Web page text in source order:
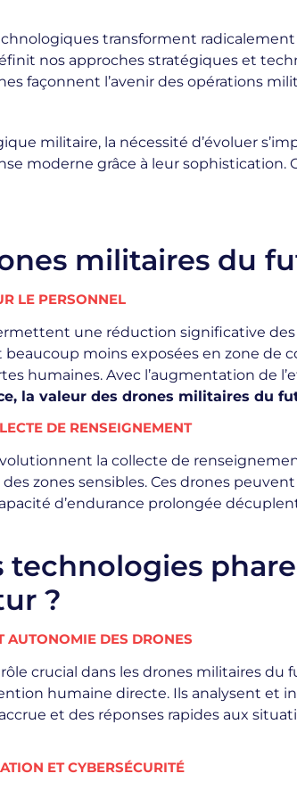
transforment
nos approches stratégiques et
façonnent l’avenir des opérations
militaire, la nécessité d’évoluer
moderne grâce à leur
militaires du
LE PERSONNEL
une réduction significative
moins exposées en zone
humaines. Avec l’augmentation de
la valeur des drones militaires du
DE RENSEIGNEMENT
la collecte de
zones sensibles. Ces drones
d’endurance prolongée
technologies
?
AUTONOMIE DES DRONES
crucial dans les drones militaires
humaine directe. Ils analysent
et des réponses rapides aux
ET CYBERSÉCURITÉ